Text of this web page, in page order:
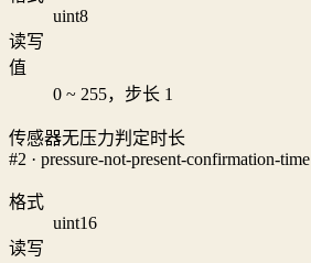
uint8
读写
值
0 ~ 255，步长 1
传感器无压力判定时长
#2 · pressure-not-present-confirmation-time
格式
uint16
读写